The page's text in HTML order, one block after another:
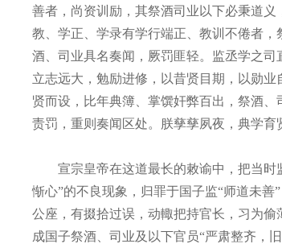
善者，尚资训励，其祭酒司业以下必秉道
教、学正、学录有学行端正、教训不倦者
酒、司业具名奏闻，厥罚匪轻。监丞学之
立志远大，勉励进修，以昔贤目期，以勋
贤而设，比年典簿、掌馔奸弊百出，祭酒
责罚，重则奏闻区处。朕孳孳夙夜，典学
宣宗皇帝在这道最长的敕谕中，把当时
惭心”的不良现象，归罪于国子监“师道未善
公座，有掇拾过误，动輙把持官长，习为
成国子祭酒、司业及以下官员“严肃整齐，